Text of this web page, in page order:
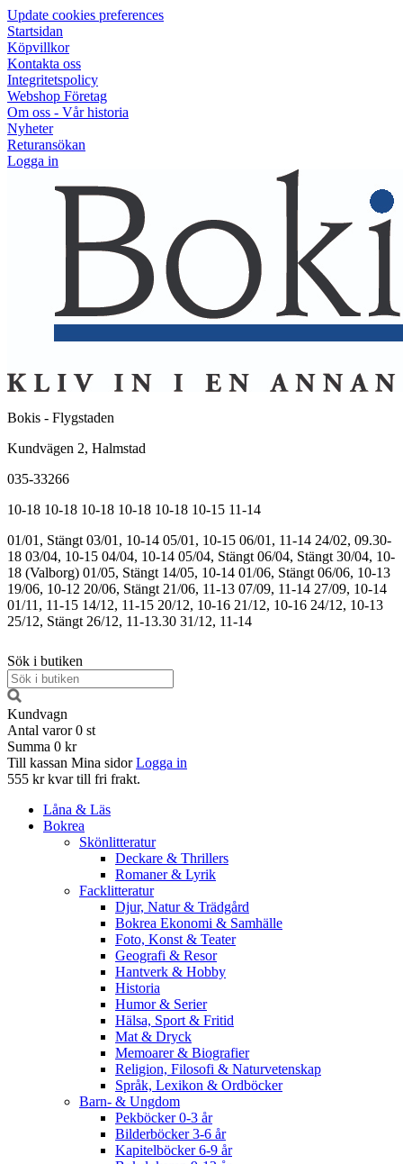
Update cookies preferences
Startsidan
Köpvillkor
Kontakta oss
Integritetspolicy
Webshop Företag
Om oss - Vår historia
Nyheter
Returansökan
Logga in
Bokis - Flygstaden
Kundvägen 2, Halmstad
035-33266
10-18 10-18 10-18 10-18 10-18 10-15 11-14
01/01, Stängt 03/01, 10-14 05/01, 10-15 06/01, 11-14 24/02, 09.30-
18 03/04, 10-15 04/04, 10-14 05/04, Stängt 06/04, Stängt 30/04, 10-
18 (Valborg) 01/05, Stängt 14/05, 10-14 01/06, Stängt 06/06, 10-13
19/06, 10-12 20/06, Stängt 21/06, 11-13 07/09, 11-14 27/09, 10-14
01/11, 11-15 14/12, 11-15 20/12, 10-16 21/12, 10-16 24/12, 10-13
25/12, Stängt 26/12, 11-13.30 31/12, 11-14
Sök i butiken
Kundvagn
Antal varor 0 st
Summa 0 kr
Till kassan Mina sidor Logga in
555 kr kvar till fri frakt.
Låna & Läs
Bokrea
Skönlitteratur
Deckare & Thrillers
Romaner & Lyrik
Facklitteratur
Djur, Natur & Trädgård
Bokrea Ekonomi & Samhälle
Foto, Konst & Teater
Geografi & Resor
Hantverk & Hobby
Historia
Humor & Serier
Hälsa, Sport & Fritid
Mat & Dryck
Memoarer & Biografier
Religion, Filosofi & Naturvetenskap
Språk, Lexikon & Ordböcker
Barn- & Ungdom
Pekböcker 0-3 år
Bilderböcker 3-6 år
Kapitelböcker 6-9 år